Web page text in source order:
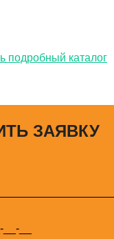
подробный каталог
ЗАЯВКУ